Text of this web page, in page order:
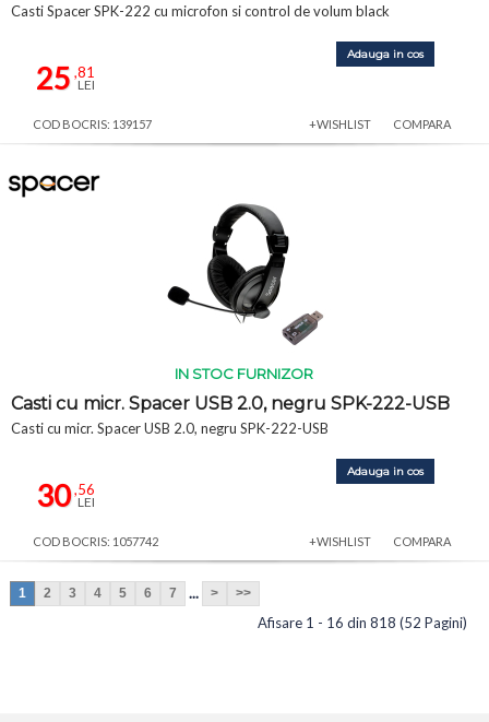
Casti Spacer SPK-222 cu microfon si control de volum black
25 ,81
LEI
Adauga in cos
COD BOCRIS: 139157 +WISHLIST COMPARA
IN STOC FURNIZOR
Casti cu micr. Spacer USB 2.0, negru SPK-222-USB
Casti cu micr. Spacer USB 2.0, negru SPK-222-USB
30,56
LEI
Adauga in cos
COD BOCRIS: 1057742 +WISHLIST COMPARA
1 2 3 4 5 6 7 ... > >>
Afisare 1 - 16 din 818 (52 Pagini)